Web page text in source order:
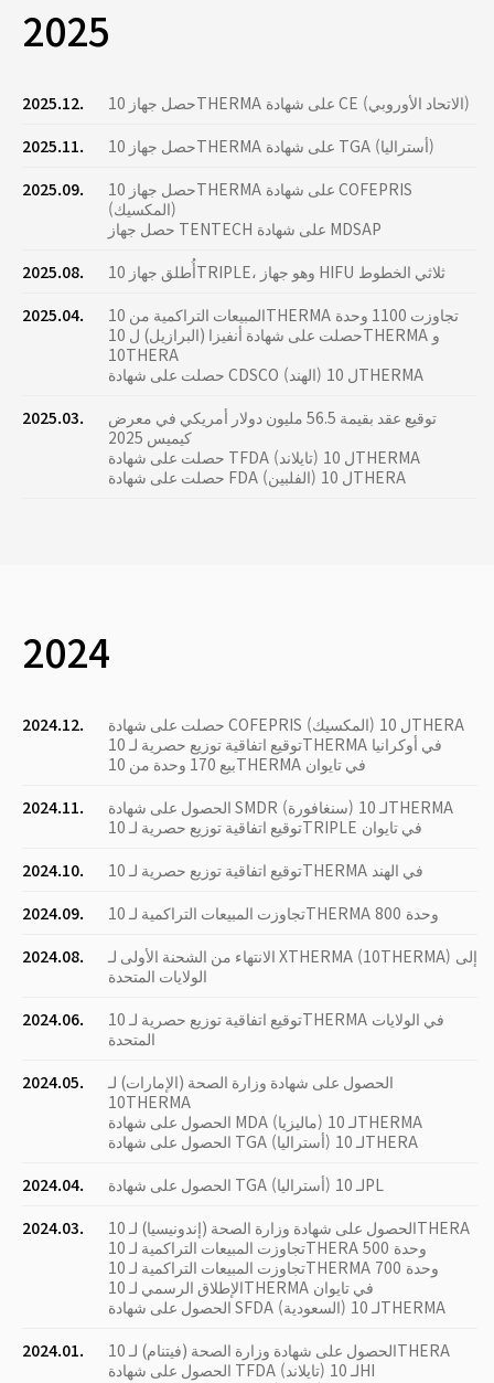
2025
2025.12.
حصل جهاز 10THERMA على شهادة CE (الاتحاد الأوروبي)
2025.11.
حصل جهاز 10THERMA على شهادة TGA (أستراليا)
2025.09.
حصل جهاز 10THERMA على شهادة COFEPRIS
(المكسيك)
حصل جهاز TENTECH على شهادة MDSAP
2025.08.
أُطلق جهاز 10TRIPLE، وهو جهاز HIFU ثلاثي الخطوط
2025.04.
المبيعات التراكمية من 10THERMA تجاوزت 1100 وحدة
حصلت على شهادة أنفيزا (البرازيل) ل 10THERMA و
10THERA
حصلت على شهادة CDSCO (الهند) ل 10THERMA
2025.03.
توقيع عقد بقيمة 56.5 مليون دولار أمريكي في معرض
كيميس 2025
حصلت على شهادة TFDA (تايلاند) ل 10THERMA
حصلت على شهادة FDA (الفلبين) ل 10THERA
2024
2024.12.
حصلت على شهادة COFEPRIS (المكسيك) ل 10THERA
توقيع اتفاقية توزيع حصرية لـ 10THERMA في أوكرانيا
بيع 170 وحدة من 10THERMA في تايوان
2024.11.
الحصول على شهادة SMDR (سنغافورة) لـ 10THERMA
توقيع اتفاقية توزيع حصرية لـ 10TRIPLE في تايوان
2024.10.
توقيع اتفاقية توزيع حصرية لـ 10THERMA في الهند
2024.09.
تجاوزت المبيعات التراكمية لـ 10THERMA 800 وحدة
2024.08.
الانتهاء من الشحنة الأولى لـ XTHERMA (10THERMA) إلى
الولايات المتحدة
2024.06.
توقيع اتفاقية توزيع حصرية لـ 10THERMA في الولايات
المتحدة
2024.05.
الحصول على شهادة وزارة الصحة (الإمارات) لـ
10THERMA
الحصول على شهادة MDA (ماليزيا) لـ 10THERMA
الحصول على شهادة TGA (أستراليا) لـ 10THERA
2024.04.
الحصول على شهادة TGA (أستراليا) لـ 10PL
2024.03.
الحصول على شهادة وزارة الصحة (إندونيسيا) لـ 10THERA
تجاوزت المبيعات التراكمية لـ 10THERA 500 وحدة
تجاوزت المبيعات التراكمية لـ 10THERMA 700 وحدة
الإطلاق الرسمي لـ 10THERMA في تايوان
الحصول على شهادة SFDA (السعودية) لـ 10THERMA
2024.01.
الحصول على شهادة وزارة الصحة (فيتنام) لـ 10THERA
الحصول على شهادة TFDA (تايلاند) لـ 10HI